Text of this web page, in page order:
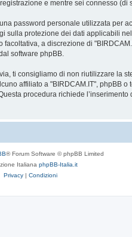
e mentre sei connesso (di
password personale utilizzata per
sulla protezione dei dati applicabili
a discrezione di
software phpBB.
ti consigliamo di non riutilizzare la
affiliato a "BIRDCAM.IT", phpBB
procedura richiede
® Forum Software © phpBB Limited
Italiana phpBB-Italia.it
Privacy | Condizioni